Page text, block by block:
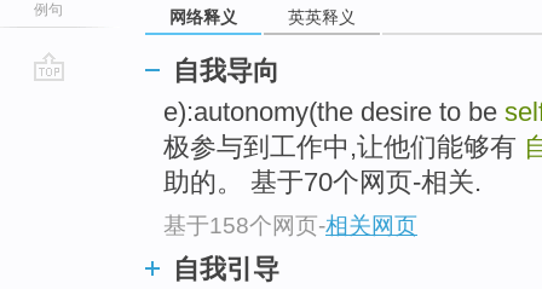
例句
网络释义 英英释义
自我导向
e):autonomy(the desire to be
极参与到工作中,让他们能够有
助的。 基于70个网页-相关.
基于158个网页-相关网页
自我引导